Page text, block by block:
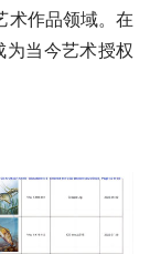
术作品领域。在
当今艺术授权